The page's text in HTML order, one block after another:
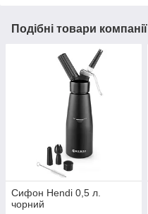
Подібні товари компанії
Сифон Hendi 0,5 л.
чорний